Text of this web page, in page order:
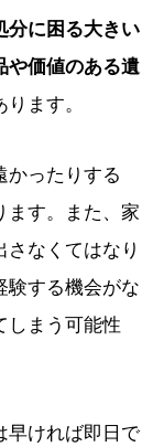
分に困る大きい
や価値のある遺
ます。
ったりする
ます。また、家
なくてはなり
験する機会がな
しまう可能性
早ければ即日で